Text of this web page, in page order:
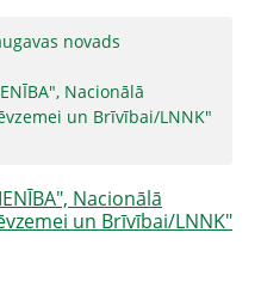
novads
Nacionālā
un Brīvībai/LNNK"
Nacionālā
un Brīvībai/LNNK"